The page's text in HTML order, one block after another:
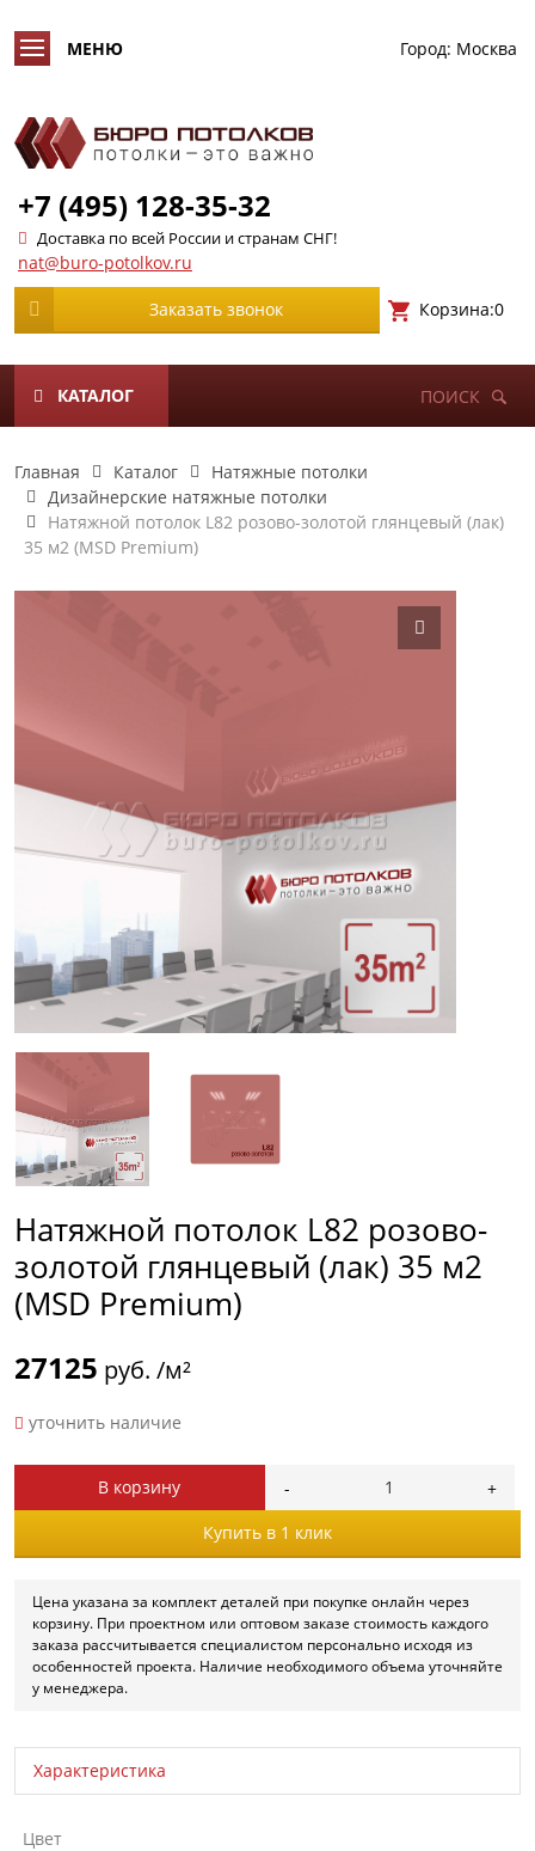
Город: Москва
+7 (495) 128-35-32
Доставка по всей России и странам СНГ!
nat@buro-potolkov.ru
Заказать звонок Корзина:0
КАТАЛОГ ПОИСК
Главная Каталог
Натяжные потолки
Дизайнерские натяжные потолки
Натяжной потолок L82 розово-золотой глянцевый (лак)
35 м2 (MSD Premium)
Натяжной потолок L82 розово-
золотой глянцевый (лак) 35 м2
(MSD Premium)
27125 руб. /м²
уточнить наличие
В корзину
Купить в 1 клик
Цена указана за комплект деталей при покупке онлайн через
корзину. При проектном или оптовом заказе стоимость каждого
заказа рассчитывается специалистом персонально исходя из
особенностей проекта. Наличие необходимого объема уточняйте
у менеджера.
Характеристика
Цвет